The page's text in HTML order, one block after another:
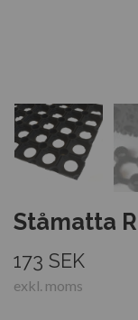
Ståmatta
173 SEK
exkl. moms